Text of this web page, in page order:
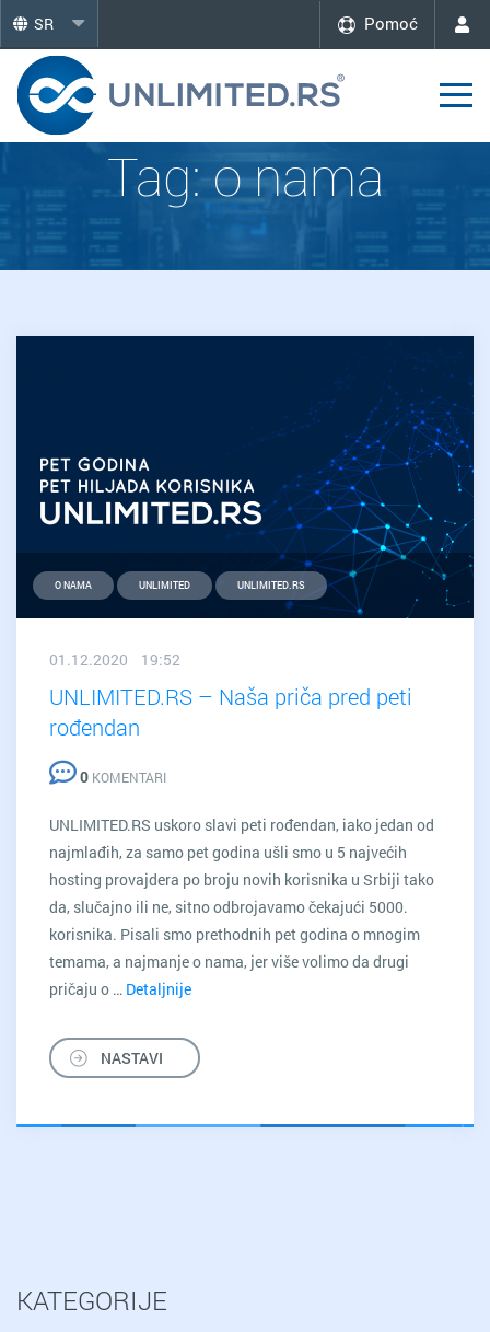
SR Pomoć
Tag:o nama
O NAMA UNLIMITED UNLIMITED.RS
01.12.2020 19:52
UNLIMITED.RS – Naša priča pred peti
rođendan
0 KOMENTARI
UNLIMITED.RS uskoro slavi peti rođendan, iako jedan od
najmlađih, za samo pet godina ušli smo u 5 najvećih
hosting provajdera po broju novih korisnika u Srbiji tako
da, slučajno ili ne, sitno odbrojavamo čekajući 5000.
korisnika. Pisali smo prethodnih pet godina o mnogim
temama, a najmanje o nama, jer više volimo da drugi
pričaju o … Detaljnije
Naša
priča
peti
NASTAVI
KATEGORIJE